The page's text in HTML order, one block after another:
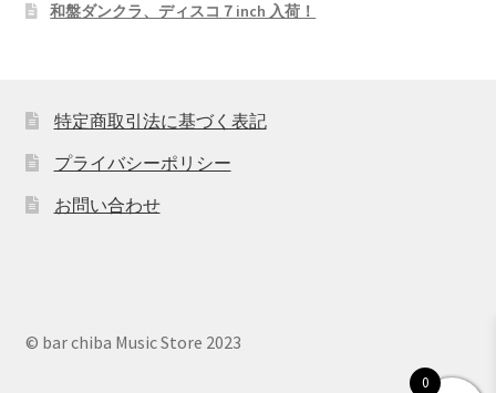
和盤ダンクラ、ディスコ７inch 入荷！
特定商取引法に基づく表記
プライバシーポリシー
お問い合わせ
© bar chiba Music Store 2023
0